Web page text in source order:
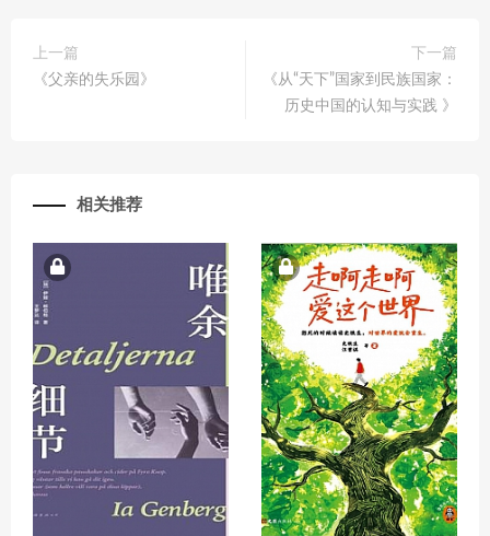
上一篇
《父亲的失乐园》
下一篇
《从“天下”国家到民族国家：
历史中国的认知与实践 》
相关推荐